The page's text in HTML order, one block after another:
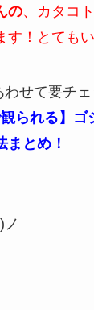
の、カタコ
す！とても
わせて要チェ
られる】ゴ
まとめ！
ノ